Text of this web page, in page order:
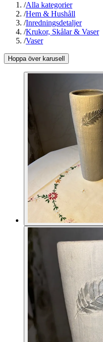
/Alla kategorier
/Hem & Hushåll
/Inredningsdetaljer
/Krukor, Skålar & Vaser
/Vaser
Hoppa över karusell